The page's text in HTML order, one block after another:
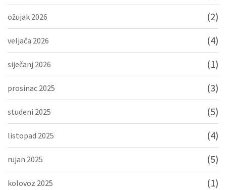
ožujak 2026 (2)
veljača 2026 (4)
siječanj 2026 (1)
prosinac 2025 (3)
studeni 2025 (5)
listopad 2025 (4)
rujan 2025 (5)
kolovoz 2025 (1)